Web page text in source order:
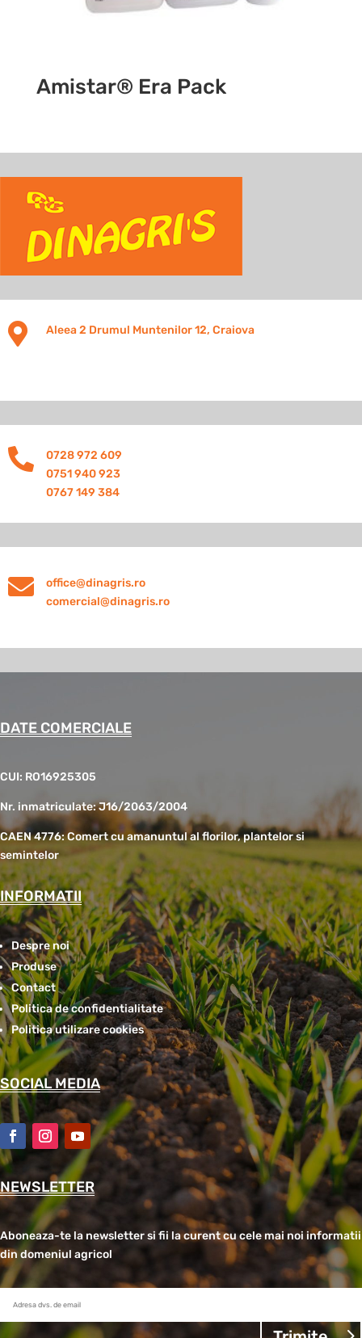
Amistar® Era Pack
 Aleea 2 Drumul Muntenilor 12, Craiova

0728 972 609
0751 940 923
0767 149 384

office@dinagris.ro
comercial@dinagris.ro
DATE COMERCIALE
CUI: RO16925305
Nr. inmatriculate: J16/2063/2004
CAEN 4776: Comert cu amanuntul al florilor, plantelor si
semintelor
INFORMATII
Despre noi
Produse
Contact
Politica de confidentialitate
Politica utilizare cookies
SOCIAL MEDIA
NEWSLETTER
Aboneaza-te la newsletter si fii la curent cu cele mai noi informatii
din domeniul agricol